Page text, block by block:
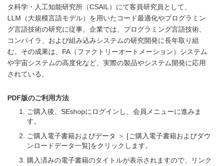
タ科学・人工知能研究所（CSAIL）にて客員研究員として、
LLM（大規模言語モデル）を用いたコード最適化やプログラミン
グ言語技術の研究に従事。企業では、プログラミング言語技術、
コンパイラ、および組み込みシステムの研究開発に長年取り組
む。その成果は、FA（ファクトリーオートメーション）システム
や宇宙システムの高度化など、実際の製品やシステム開発に応用
されている。
PDF版のご利用方法
ご購入後、SEshopにログインし、会員メニューに進みま
す。
ご購入電子書籍およびデータ ＞ [ご購入電子書籍およびダウ
ンロードデータ一覧]をクリックします。
購入済みの電子書籍のタイトルが表示されますので、リンク